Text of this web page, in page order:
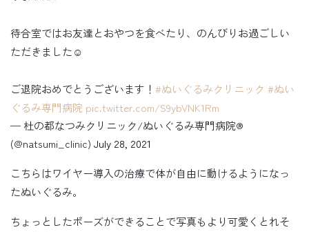
待合室ではお友達とおやつを食べたり、のんびりお過ごしい
ただきました☺️
ご退院おめでとうございます！ #ぬいぐるみクリニック #ぬい
ぐるみ専門病院 pic.twitter.com/S9ybVNK1Rm
— 杜の都なつみクリニック/ぬいぐるみ専門病院®︎
(@natsumi_clinic) July 28, 2021
こちらはワイヤー導入の治療で体が自由に動けるようになっ
たぬいぐるみ。
ちょっとしたポーズができることで写真もより可愛くとれそ